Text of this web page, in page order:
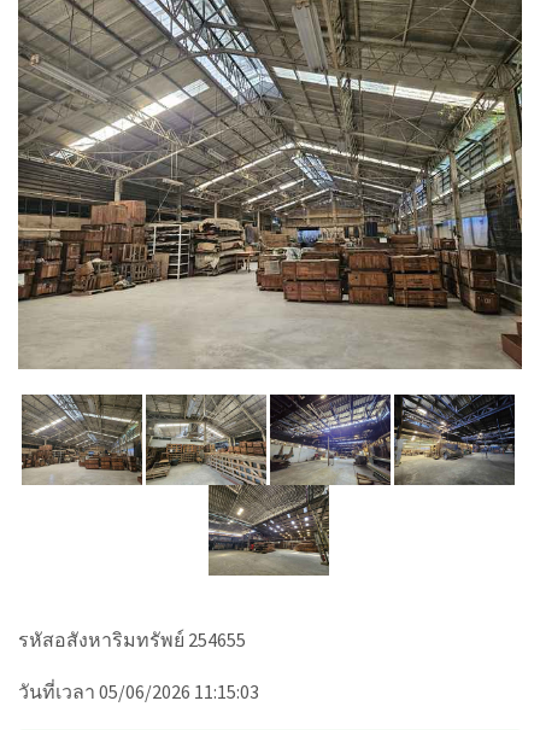
รหัสอสังหาริมทรัพย์ 254655
วันที่เวลา 05/06/2026 11:15:03